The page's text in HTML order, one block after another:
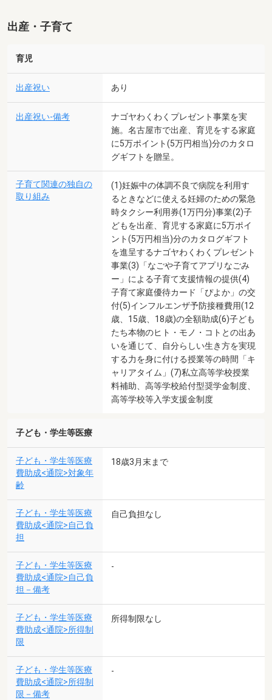
出産・子育て
育児
出産祝い あり
出産祝い-備考
ナゴヤわくわくプレゼント事業を実
施。名古屋市で出産、育児をする家庭
に5万ポイント(5万円相当)分のカタロ
グギフトを贈呈。
子育て関連の独自の
取り組み
(1)妊娠中の体調不良で病院を利用す
るときなどに使える妊婦のための緊急
時タクシー利用券(1万円分)事業(2)子
どもを出産、育児する家庭に5万ポイ
ント(5万円相当)分のカタログギフト
を進呈するナゴヤわくわくプレゼント
事業(3)「なごや子育てアプリなごみ
ー」による子育て支援情報の提供(4)
子育て家庭優待カード「ぴよか」の交
付(5)インフルエンザ予防接種費用(12
歳、15歳、18歳)の全額助成(6)子ども
たち本物のヒト・モノ・コトとの出あ
いを通じて、自分らしい生き方を実現
する力を身に付ける授業等の時間「キ
ャリアタイム」(7)私立高等学校授業
料補助、高等学校給付型奨学金制度、
高等学校等入学支援金制度
子ども・学生等医療
子ども・学生等医療
費助成<通院>対象年
齢
18歳3月末まで
子ども・学生等医療
費助成<通院>自己負
担
自己負担なし
子ども・学生等医療
費助成<通院>自己負
担－備考
-
子ども・学生等医療
費助成<通院>所得制
限
所得制限なし
子ども・学生等医療
費助成<通院>所得制
限－備考
-